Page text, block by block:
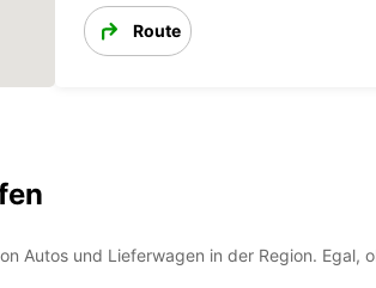
Route
Autos und Lieferwagen in der Region. Egal,